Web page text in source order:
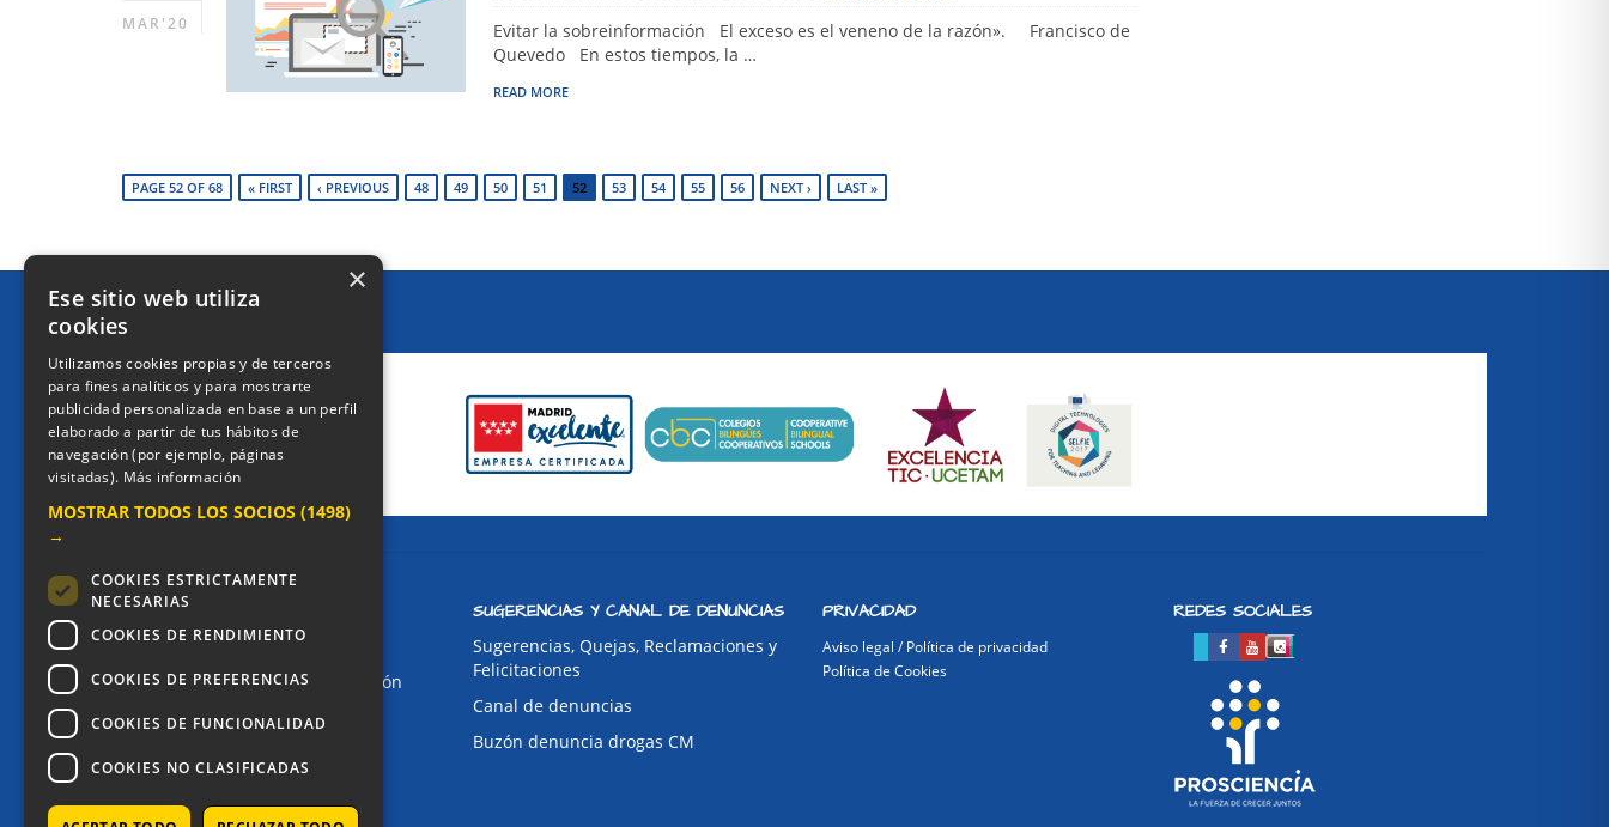
MAR'20
Evitar la sobreinformación El exceso es el veneno de la razón». Francisco de
Quevedo En estos tiempos, la …
READ MORE
PAGE 52 OF 68 « FIRST ‹ PREVIOUS 48 49 50 51 52 53 54 55 56 NEXT › LAST »
CERTIFICACIONES
CONTACTO
Dirección:
Avda. de Pablo Iglesias, 4. Alcorcón
Teléfonos:
Secretaría Infantil:91 643 61 33
Email:
SUGERENCIAS Y CANAL DE DENUNCIAS
Sugerencias, Quejas, Reclamaciones y
Felicitaciones
Canal de denuncias
Buzón denuncia drogas CM
PRIVACIDAD
Aviso legal / Política de privacidad
Política de Cookies
REDES SOCIALES
×
Ese sitio web utiliza
cookies
Utilizamos cookies propias y de terceros
para fines analíticos y para mostrarte
publicidad personalizada en base a un perfil
elaborado a partir de tus hábitos de
navegación (por ejemplo, páginas
visitadas). Más información
MOSTRAR TODOS LOS SOCIOS (1498)
→
COOKIES ESTRICTAMENTE
NECESARIAS
COOKIES DE RENDIMIENTO
COOKIES DE PREFERENCIAS
COOKIES DE FUNCIONALIDAD
COOKIES NO CLASIFICADAS